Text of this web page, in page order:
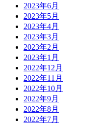
2023年6月
2023年5月
2023年4月
2023年3月
2023年2月
2023年1月
2022年12月
2022年11月
2022年10月
2022年9月
2022年8月
2022年7月